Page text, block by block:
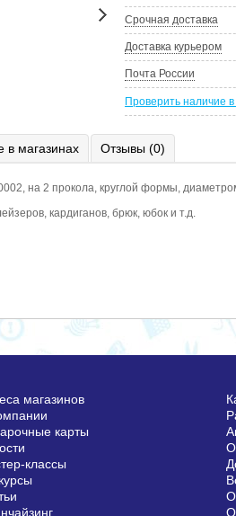
Срочная доставка
Доставка курьером
Почта России
Проверить наличие
в магазинах Отзывы (0)
на 2 прокола, круглой формы,
кардиганов, брюк, юбок и т.д.
магазинов
карты
классы